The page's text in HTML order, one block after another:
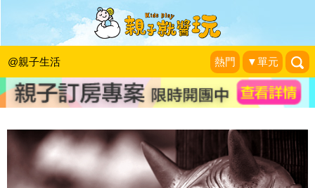
@親子生活 熱門 ▼單元
《親子話題》鬼月玩水行不行？！鬼月
VS玩水大PK！
Niceday|2013-08-11